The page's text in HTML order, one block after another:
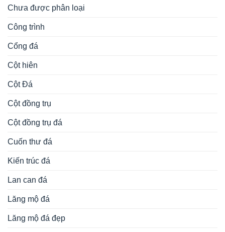
Chưa được phân loại
Công trình
Cổng đá
Cột hiên
Cột Đá
Cột đồng trụ
Cột đồng trụ đá
Cuốn thư đá
Kiến trúc đá
Lan can đá
Lăng mộ đá
Lăng mộ đá đẹp